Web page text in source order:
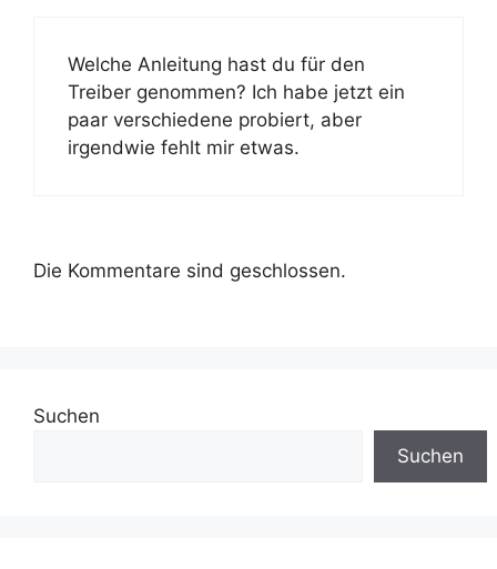
Welche Anleitung hast du für den
Treiber genommen? Ich habe jetzt ein
paar verschiedene probiert, aber
irgendwie fehlt mir etwas.
Die Kommentare sind geschlossen.
Suchen
Suchen